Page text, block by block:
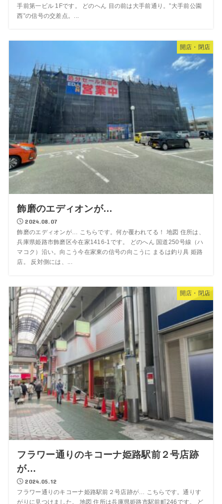
手前第一ビル 1Fです。 どのへん 目の前は大手前通り。”大手前公園
西”の信号の交差点。...
開店・閉店
飾磨のエディオンが…
2024.08.07
飾磨のエディオンが… こちらです。何か覆われてる！ 地図 住所は、
兵庫県姫路市飾磨区今在家1416-1です。 どのへん 国道250号線（ハ
マコク）沿い。向こう今在家東の信号の向こうに まるは釣り具 姫路
店。 反対側には、...
開店・閉店
フラワー通りのキコーナ姫路駅前２号店跡
が…
2024.05.12
フラワー通りのキコーナ姫路駅前２号店跡が… こちらです。通りす
がりに見つけました。 地図 住所は兵庫県姫路市駅前町246です。 ど